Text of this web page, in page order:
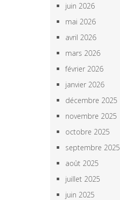
juin 2026
mai 2026
avril 2026
mars 2026
février 2026
janvier 2026
décembre 2025
novembre 2025
octobre 2025
septembre 2025
août 2025
juillet 2025
juin 2025